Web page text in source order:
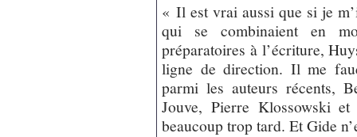
« Il est vrai aussi que si je
qui se combinaient en
préparatoires à l’écriture,
ligne de direction. Il me
parmi les auteurs récents,
Jouve, Pierre Klossowski
beaucoup trop tard. Et Gide